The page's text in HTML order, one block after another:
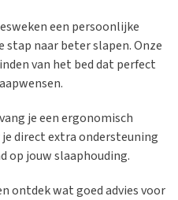
een persoonlijke
stap naar beter slapen. Onze
van het bed dat perfect
je een ergonomisch
je direct extra ondersteuning
op jouw slaaphouding.
ontdek wat goed advies voor